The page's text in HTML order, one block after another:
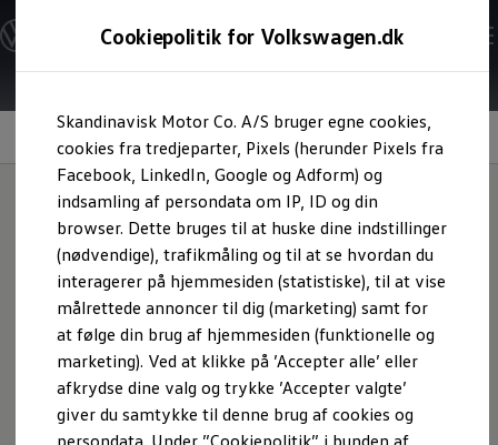
Cookiepolitik for Volkswagen.dk
Skandinavisk Motor Co. A/S bruger egne cookies,
cookies fra tredjeparter, Pixels (herunder Pixels fra
Facebook, LinkedIn, Google og Adform) og
indsamling af persondata om IP, ID og din
browser. Dette bruges til at huske dine indstillinger
(nødvendige), trafikmåling og til at se hvordan du
interagerer på hjemmesiden (statistiske), til at vise
målrettede annoncer til dig (marketing) samt for
at følge din brug af hjemmesiden (funktionelle og
marketing). Ved at klikke på ’Accepter alle’ eller
afkrydse dine valg og trykke ’Accepter valgte’
giver du samtykke til denne brug af cookies og
persondata. Under ”Cookiepolitik” i bunden af
hovedindhold
footer
Modeller og konfigurator
Byg din Volkswagen
Alle modeller
Kend din Volkswagen
Erhvervsbiler
Værktøjskassen
ConnectedFleet
Service
California on Tour app
Elektriske biler
Elbiler
ID. Polo
ID. Cross
ID.3 Neo
ID.4
ID.5
ID.7
ID.7 Tourer
ID. Buzz
Panoramaglastag med Smart Glas
Innovative
perspektiver